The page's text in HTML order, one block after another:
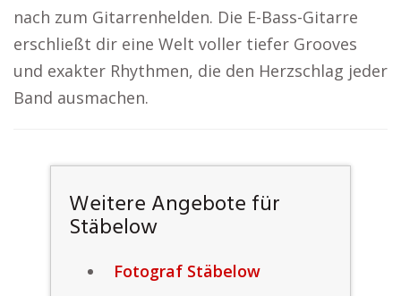
nach zum Gitarrenhelden. Die E-Bass-Gitarre
erschließt dir eine Welt voller tiefer Grooves
und exakter Rhythmen, die den Herzschlag jeder
Band ausmachen.
Weitere Angebote für
Stäbelow
Fotograf Stäbelow